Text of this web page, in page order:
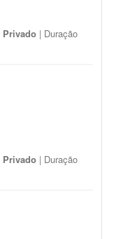
Privado | Duração
Privado | Duração